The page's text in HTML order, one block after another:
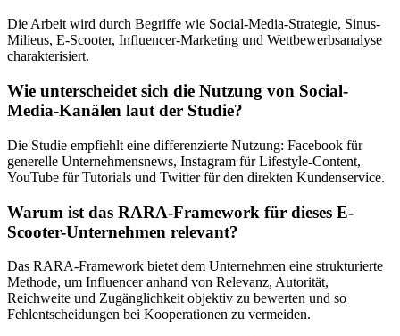
Die Arbeit wird durch Begriffe wie Social-Media-Strategie, Sinus-
Milieus, E-Scooter, Influencer-Marketing und Wettbewerbsanalyse
charakterisiert.
Wie unterscheidet sich die Nutzung von Social-
Media-Kanälen laut der Studie?
Die Studie empfiehlt eine differenzierte Nutzung: Facebook für
generelle Unternehmensnews, Instagram für Lifestyle-Content,
YouTube für Tutorials und Twitter für den direkten Kundenservice.
Warum ist das RARA-Framework für dieses E-
Scooter-Unternehmen relevant?
Das RARA-Framework bietet dem Unternehmen eine strukturierte
Methode, um Influencer anhand von Relevanz, Autorität,
Reichweite und Zugänglichkeit objektiv zu bewerten und so
Fehlentscheidungen bei Kooperationen zu vermeiden.